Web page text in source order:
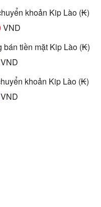
khoản Kip Lào (₭)
VND
bán tiền mặt Kip Lào (₭)
VND
khoản Kip Lào (₭)
VND